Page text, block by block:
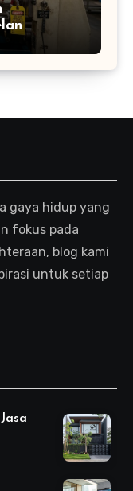
gaya hidup yang
fokus pada
blog kami
untuk setiap